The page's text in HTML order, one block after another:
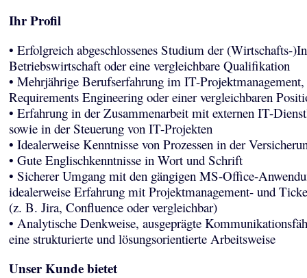
Ihr Profil
• Erfolgreich abgeschlossenes Studium der (Wirtschafts-
Betriebswirtschaft oder eine vergleichbare Qualifikation
• Mehrjährige Berufserfahrung im IT-Projektmanagement,
Requirements Engineering oder einer vergleichbaren
• Erfahrung in der Zusammenarbeit mit externen IT-
sowie in der Steuerung von IT-Projekten
• Idealerweise Kenntnisse von Prozessen in der
• Gute Englischkenntnisse in Wort und Schrift
• Sicherer Umgang mit den gängigen MS-Office-
idealerweise Erfahrung mit Projektmanagement- und
(z. B. Jira, Confluence oder vergleichbar)
• Analytische Denkweise, ausgeprägte
eine strukturierte und lösungsorientierte Arbeitsweise
Unser Kunde bietet